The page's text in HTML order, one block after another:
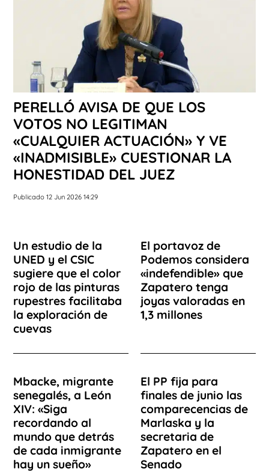
PERELLÓ AVISA DE QUE LOS
VOTOS NO LEGITIMAN
«CUALQUIER ACTUACIÓN» Y VE
«INADMISIBLE» CUESTIONAR LA
HONESTIDAD DEL JUEZ
Publicado 12 Jun 2026 14:29
Un estudio de la
UNED y el CSIC
sugiere que el color
rojo de las pinturas
rupestres facilitaba
la exploración de
cuevas
El portavoz de
Podemos considera
«indefendible» que
Zapatero tenga
joyas valoradas en
1,3 millones
Mbacke, migrante
senegalés, a León
XIV: «Siga
recordando al
mundo que detrás
de cada inmigrante
hay un sueño»
El PP fija para
finales de junio las
comparecencias de
Marlaska y la
secretaria de
Zapatero en el
Senado